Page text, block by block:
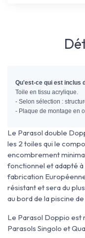
Qu'est-ce qui est inclus
Toile en tissu acrylique.
- Selon sélection :
- Plaque de montage en
Le Parasol double
les 2 toiles qui le
encombrement
fonctionnel et adapté
fabrication
résistant et sera du
au bord de la piscine
Le Parasol Doppio est
Parasols Singolo et